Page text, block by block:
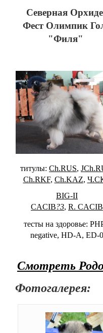
Северная
Фест Олимпик
"Филя"
титулы: Ch.RUS,
Ch.RKF, Ch.KAZ,
BIG-II
CACIB?3, R. CACIB
тесты на здоровье:
negative, HD-A, ED-0
Смотреть
Фотогалерея: